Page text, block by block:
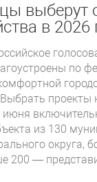
выберут
в 2026
по
июня
из 130
округа,
200 —